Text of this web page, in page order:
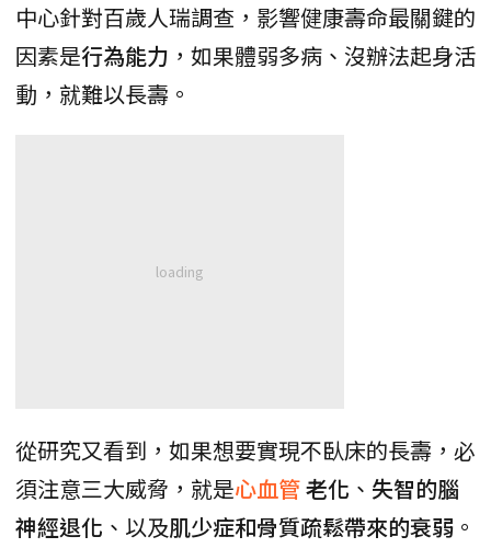
中心針對百歲人瑞調查，影響健康壽命最關鍵的
因素是行為能力 ，如果體弱多病、沒辦法起身活
動，就難以長壽。
從研究又看到，如果想要實現不臥床的長壽，必
須注意三大威脅，就是心血管老化 、 失智的腦
神經退化 、以及肌少症和骨質疏鬆帶來的衰弱 。